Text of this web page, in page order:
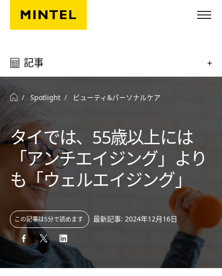
Skip to main content
記事 +
Spotlight ビューティ&パーソナルケア
タイでは、55歳以上には
「アンチエイジング」より
も「ウェルエイジング」
この記事は5分で読めます 最新記事: 2024年12月16日